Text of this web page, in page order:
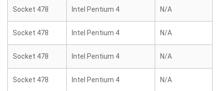
Socket 478 Intel Pentium 4 N/A
Socket 478 Intel Pentium 4 N/A
Socket 478 Intel Pentium 4 N/A
Socket 478 Intel Pentium 4 N/A